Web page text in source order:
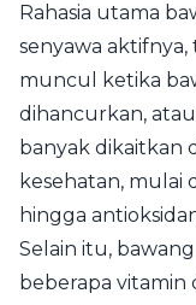
Rahasia utama
senyawa
muncul ketika
dihancurkan,
banyak dikaitkan
kesehatan, mulai
hingga
Selain itu,
beberapa vitamin